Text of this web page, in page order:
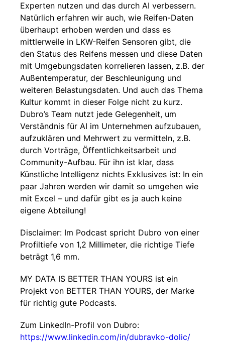
Experten nutzen und das durch AI verbessern.
Natürlich erfahren wir auch, wie Reifen-Daten
überhaupt erhoben werden und dass es
mittlerweile in LKW-Reifen Sensoren gibt, die
den Status des Reifens messen und diese Daten
mit Umgebungsdaten korrelieren lassen, z.B. der
Außentemperatur, der Beschleunigung und
weiteren Belastungsdaten. Und auch das Thema
Kultur kommt in dieser Folge nicht zu kurz.
Dubro’s Team nutzt jede Gelegenheit, um
Verständnis für AI im Unternehmen aufzubauen,
aufzuklären und Mehrwert zu vermitteln, z.B.
durch Vorträge, Öffentlichkeitsarbeit und
Community-Aufbau. Für ihn ist klar, dass
Künstliche Intelligenz nichts Exklusives ist: In ein
paar Jahren werden wir damit so umgehen wie
mit Excel – und dafür gibt es ja auch keine
eigene Abteilung!
Disclaimer: Im Podcast spricht Dubro von einer
Profiltiefe von 1,2 Millimeter, die richtige Tiefe
beträgt 1,6 mm.
MY DATA IS BETTER THAN YOURS ist ein
Projekt von BETTER THAN YOURS, der Marke
für richtig gute Podcasts.
Zum LinkedIn-Profil von Dubro:
https://www.linkedin.com/in/dubravko-dolic/